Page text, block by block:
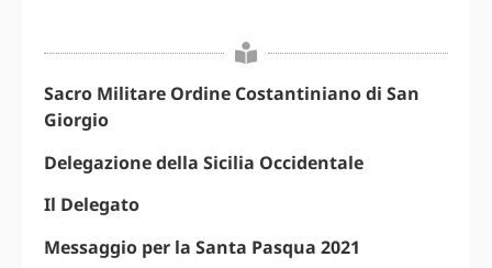
Sacro Militare Ordine Costantiniano di San
Giorgio
Delegazione della Sicilia Occidentale
Il Delegato
Messaggio per la Santa Pasqua 2021